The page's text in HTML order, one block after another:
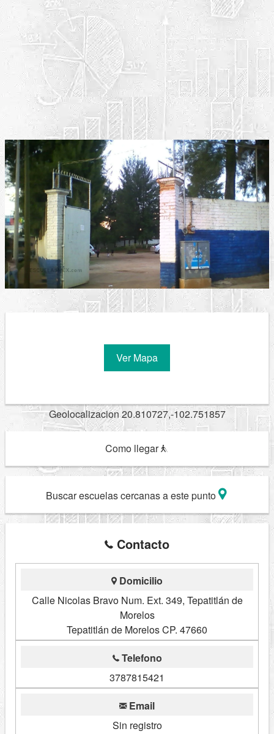
Ver Mapa
Geolocalizacion 20.810727,-102.751857
Como llegar
Buscar escuelas cercanas a este punto
Contacto
Domicilio
Calle Nicolas Bravo Num. Ext. 349, Tepatitlán de
Morelos
Tepatitlán de Morelos CP. 47660
Telefono
3787815421
Email
Sin registro